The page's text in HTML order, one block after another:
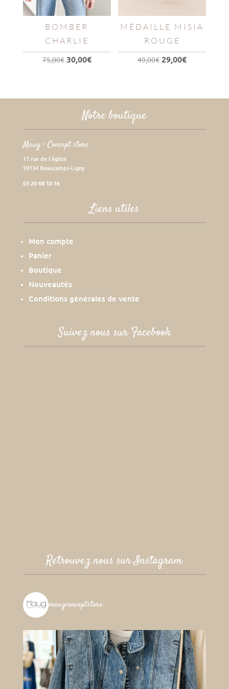
BOMBER
CHARLIE
75,00€ Le
était :
75,00€.
30,00€Le
est :
30,00€.
MÉDAILLE MISIA
ROUGE
49,00€ Le
était :
29,00€Le
est :
Notre boutique
Maug – Concept store
17 rue de l’église
59134 Beaucamps-Ligny
03 20 68 10 16
Liens utiles
Mon compte
Panier
Boutique
Nouveautés
Conditions générales de vente
Suivez nous sur Facebook
Retrouvez nous sur Instagram
maugconceptstore